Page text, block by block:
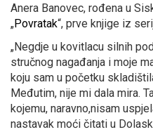
Anera Banovec, rođena u
„Povratak“, prve knjige iz
„Negdje u kovitlacu silnih
stručnog nagađanja i moje
koju sam u početku
Međutim, nije mi dala mira.
kojemu, naravno,nisam
nastavak moći čitati u